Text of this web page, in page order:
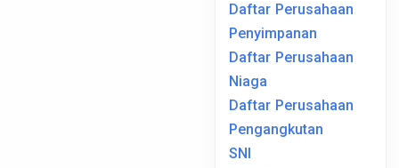
Daftar Perusahaan
Penyimpanan
Daftar Perusahaan
Niaga
Daftar Perusahaan
Pengangkutan
SNI